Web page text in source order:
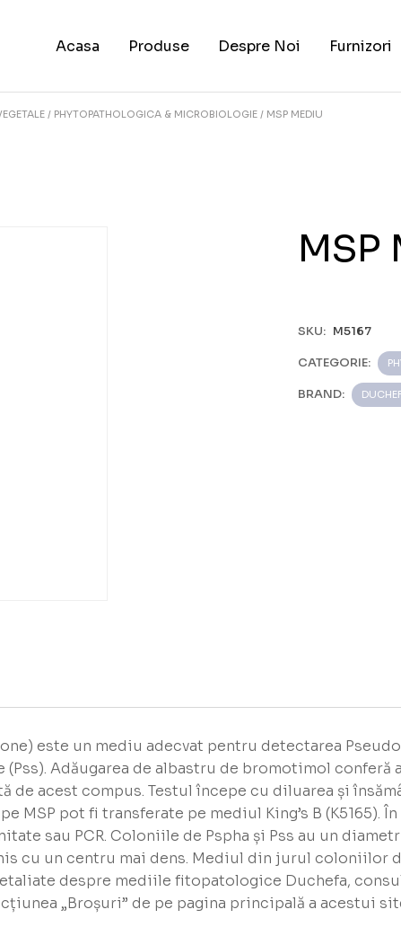
Acasa Produse Despre Noi Furnizori
PHYTOPATHOLOGICA & MICROBIOLOGIE MSP MEDIU
MSP
SKU: M5167
CATEGORIE:
BRAND:
este un mediu adecvat pentru detectarea
(Pss). Adăugarea de albastru de bromotimol
acest compus. Testul începe cu diluarea și
MSP pot fi transferate pe mediul King’s B
sau PCR. Coloniile de Pspha și Pss au un
cu un centru mai dens. Mediul din jurul coloniilor
despre mediile fitopatologice Duchefa,
„Broșuri” de pe pagina principală a acestui